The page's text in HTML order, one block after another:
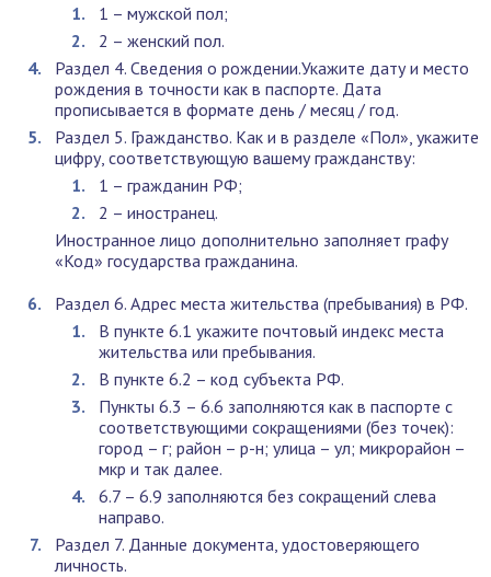
1 – мужской пол;
2 – женский пол.
Раздел 4. Сведения о рождении.Укажите дату и место
рождения в точности как в паспорте. Дата
прописывается в формате день / месяц / год.
Раздел 5. Гражданство. Как и в разделе «Пол», укажите
цифру, соответствующую вашему гражданству:
1 – гражданин РФ;
2 – иностранец.
Иностранное лицо дополнительно заполняет графу
«Код» государства гражданина.
Раздел 6. Адрес места жительства (пребывания) в РФ.
В пункте 6.1 укажите почтовый индекс места
жительства или пребывания.
В пункте 6.2 – код субъекта РФ.
Пункты 6.3 – 6.6 заполняются как в паспорте с
соответствующими сокращениями (без точек):
город – г; район – р-н; улица – ул; микрорайон –
мкр и так далее.
6.7 – 6.9 заполняются без сокращений слева
направо.
Раздел 7. Данные документа, удостоверяющего
личность.